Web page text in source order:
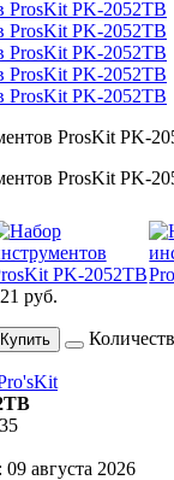
руб.
Купить
09 августа 2026